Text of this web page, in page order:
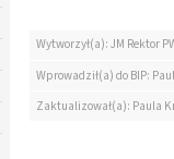
Wytworzył(a): JM Rektor
Wprowadził(a) do BIP:
Zaktualizował(a): Paula